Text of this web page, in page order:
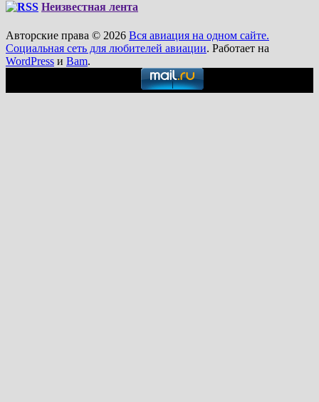
Неизвестная лента
Авторские права © 2026 Вся авиация на одном сайте.
Социальная сеть для любителей авиации. Работает на
WordPress и Bam.